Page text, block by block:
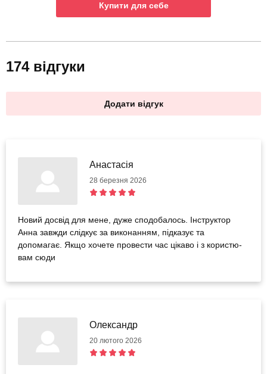
Купити для себе
174 відгуки
Додати відгук
Анастасія
28 березня 2026
Новий досвід для мене, дуже сподобалось. Інструктор
Анна завжди слідкує за виконанням, підказує та
допомагає. Якщо хочете провести час цікаво і з користю-
вам сюди
Олександр
20 лютого 2026